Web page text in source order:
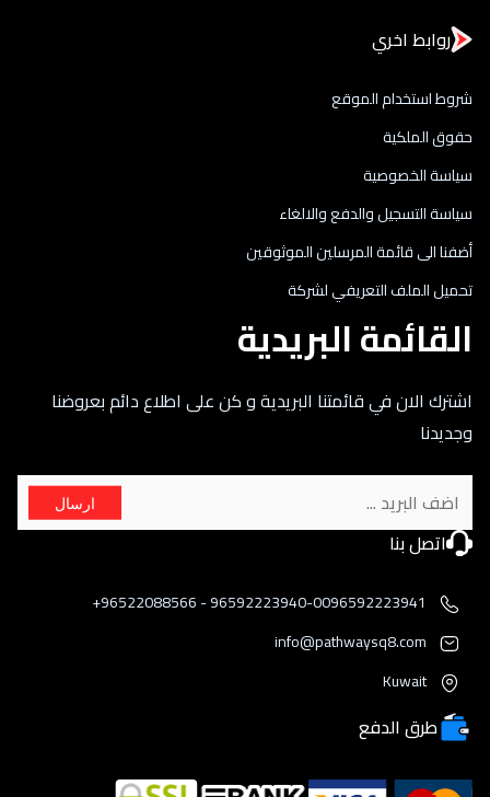
روابط اخري
شروط استخدام الموقع
حقوق الملكية
سياسة الخصوصية
سياسة التسجيل والدفع والالغاء
أضفنا الى قائمة المرسلين الموثوقين
تحميل الملف التعريفي لشركة
القائمة البريدية
اشترك الان في قائمتنا البريدية و كن على اطلاع دائم بعروضنا
وجديدنا
ارسال
اتصل بنا
96592223940-0096592223941 - 96522088566+
info@pathwaysq8.com
Kuwait
طرق الدفع